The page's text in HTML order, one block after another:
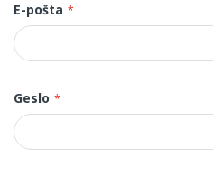
E-pošta
Geslo